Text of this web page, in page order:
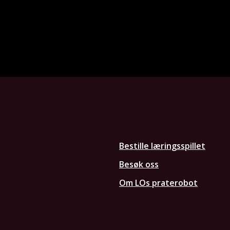
Bestille læringsspillet
Besøk oss
Om LOs praterobot